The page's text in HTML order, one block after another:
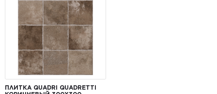
ПЛИТКА QUADRI QUADRETTI